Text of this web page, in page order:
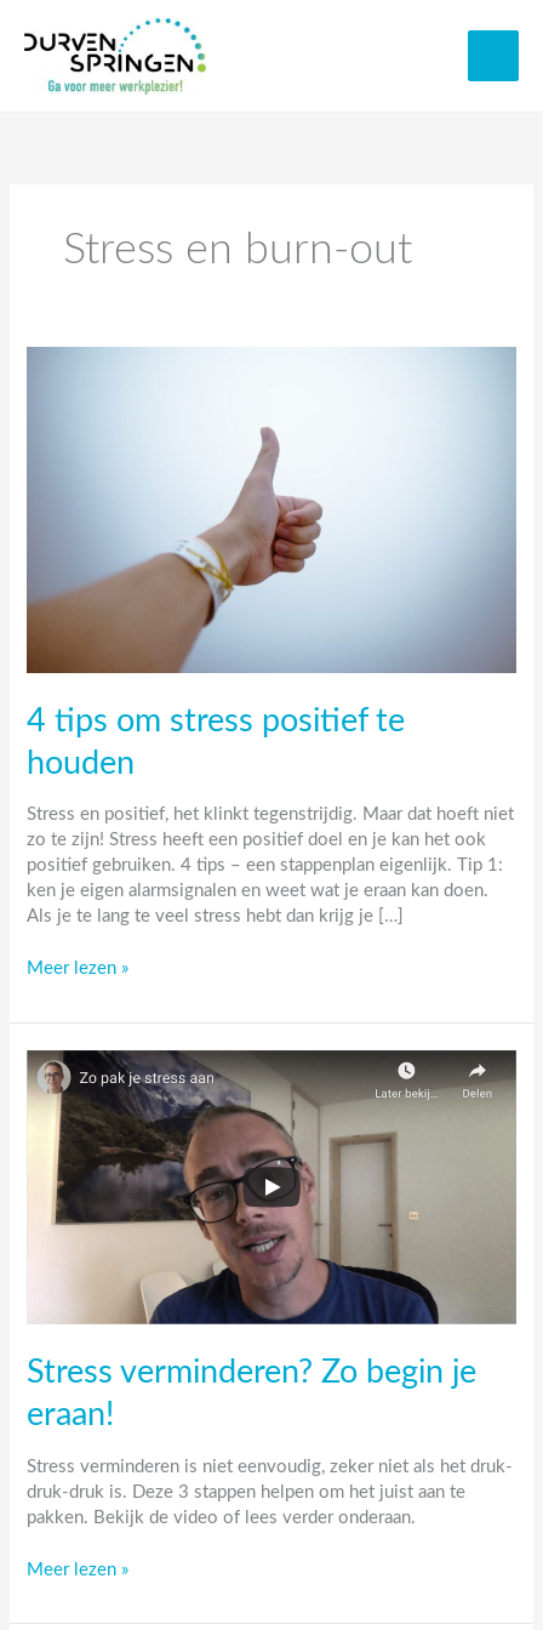
naar
inhoud
Stress en burn-out
4 tips om stress positief te
houden
Stress en positief, het klinkt tegenstrijdig. Maar dat hoeft niet
zo te zijn! Stress heeft een positief doel en je kan het ook
positief gebruiken. 4 tips – een stappenplan eigenlijk. Tip 1:
ken je eigen alarmsignalen en weet wat je eraan kan doen.
Als je te lang te veel stress hebt dan krijg je […]
4
om
positief
te
houden
Meer lezen »
Stress verminderen? Zo begin je
eraan!
Stress verminderen is niet eenvoudig, zeker niet als het druk-
druk-druk is. Deze 3 stappen helpen om het juist aan te
pakken. Bekijk de video of lees verder onderaan.
Stress
Zo
Meer lezen »